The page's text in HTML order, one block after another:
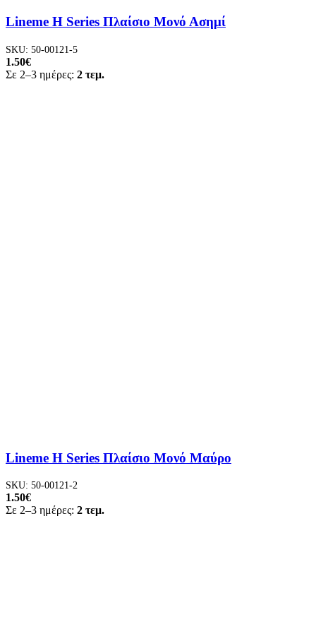
Lineme H Series Πλαίσιο Μονό Ασημί
SKU: 50-00121-5
1.50€
Σε 2–3 ημέρες: 2 τεμ.
Lineme H Series Πλαίσιο Μονό Μαύρο
SKU: 50-00121-2
1.50€
Σε 2–3 ημέρες: 2 τεμ.